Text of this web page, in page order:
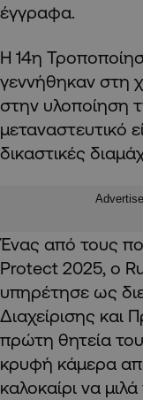
έγγραφα.
Η 14η
γεννήθηκαν στη
στην υλοποίηση
μεταναστευτικό
δικαστικές
Ένας από τους
Protect 2025, ο
υπηρέτησε ως
Διαχείρισης και
πρώτη θητεία
κρυφή κάμερα
καλοκαίρι να